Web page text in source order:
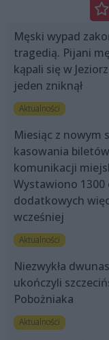
Męski wypad
tragedią. Pijani
kąpali się w
jeden zniknął
Aktualności
Miesiąc z nowym
kasowania
komunikacji
Wystawiono 1300
dodatkowych
wcześniej
Aktualności
Niezwykła
ukończyli
Pobożniaka
Aktualności